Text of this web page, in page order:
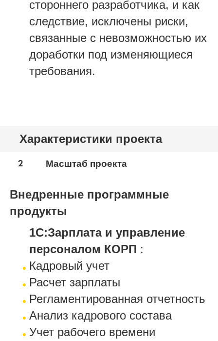
стороннего разработчика, и как
следствие, исключены риски,
связанные с невозможностью их
доработки под изменяющиеся
требования.
Характеристики проекта
2 Масштаб проекта
Внедренные программные
продукты
1С:Зарплата и управление
персоналом КОРП :
Кадровый учет
Расчет зарплаты
Регламентированная отчетность
Анализ кадрового состава
Учет рабочего времени